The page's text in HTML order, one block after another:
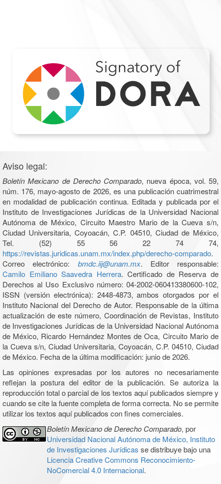
Aviso legal:
Boletín Mexicano de Derecho Comparado, nueva época, vol. 59,
núm. 176, mayo-agosto de 2026, es una publicación cuatrimestral
en modalidad de publicación continua. Editada y publicada por el
Instituto de Investigaciones Jurídicas de la Universidad Nacional
Autónoma de México, Circuito Maestro Mario de la Cueva s/n,
Ciudad Universitaria, Coyoacán, C.P. 04510, Ciudad de México,
Tel. (52) 55 56 22 74 74,
https://revistas.juridicas.unam.mx/index.php/derecho-comparado.
Correo electrónico: bmdc.iij@unam.mx. Editor responsable:
Camilo Emiliano Saavedra Herrera. Certificado de Reserva de
Derechos al Uso Exclusivo número: 04-2002-060413380600-102,
ISSN (versión electrónica): 2448-4873, ambos otorgados por el
Instituto Nacional del Derecho de Autor. Responsable de la última
actualización de este número, Coordinación de Revistas, Instituto
de Investigaciones Jurídicas de la Universidad Nacional Autónoma
de México, Ricardo Hernández Montes de Oca, Circuito Mario de
la Cueva s/n, Ciudad Universitaria, Coyoacán, C.P. 04510, Ciudad
de México. Fecha de la última modificación: junio de 2026.
Las opiniones expresadas por los autores no necesariamente
reflejan la postura del editor de la publicación. Se autoriza la
reproducción total o parcial de los textos aquí publicados siempre y
cuando se cite la fuente completa de forma correcta. No se permite
utilizar los textos aquí publicados con fines comerciales.
Boletín Mexicano de Derecho Comparado, por
Universidad Nacional Autónoma de México, Instituto
de Investigaciones Jurídicas se distribuye bajo una
Licencia Creative Commons Reconocimiento-
NoComercial 4.0 Internacional.